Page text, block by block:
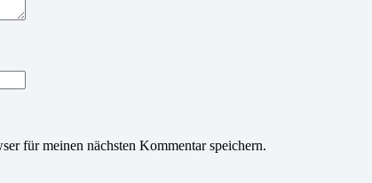
für meinen nächsten Kommentar speichern.